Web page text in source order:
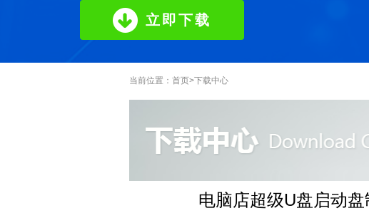
立即下载
当前位置： 首页>下载中心
电脑店超级U盘启动盘